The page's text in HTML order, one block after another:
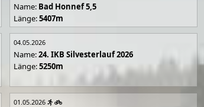
Name: Bad Honnef 5,5
Länge:5407m
04.05.2026
Name:24. IKB Silvesterlauf 2026
Länge:5250m
01.05.2026